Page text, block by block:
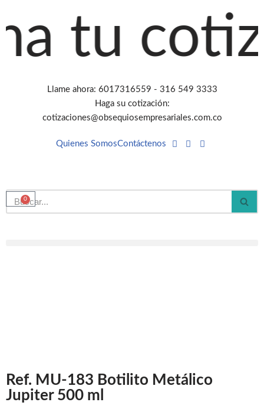
Saltar
tu
Llame ahora: 6017316559 - 316 549 3333
Haga su cotización:
cotizaciones@obsequiosempresariales.com.co
Quienes SomosContáctenos
0
Ref. MU-183 Botilito Metálico
Jupiter 500 ml